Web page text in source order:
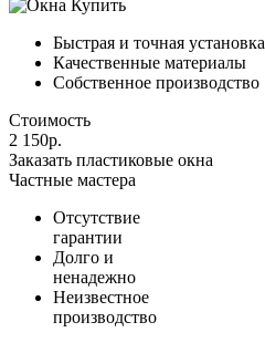
Быстрая и точная yстановка
Качественные материалы
Собственное производство
Стоимость
2 150р.
Заказать пластиковые окна
Частные мастера
Отсутствие
гарантии
Долго и
ненадежно
Неизвестное
производство